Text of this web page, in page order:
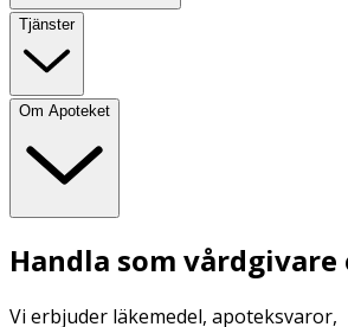
Tjänster
Om Apoteket
Handla som
Vi erbjuder läkemedel, apoteksvaror,